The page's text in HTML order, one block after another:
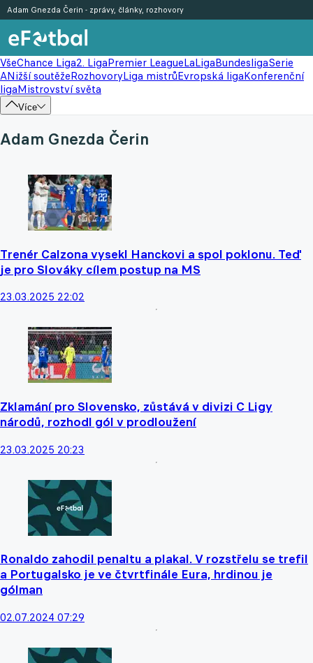
VšeChance Liga2. LigaPremier LeagueLaLigaBundesligaSerie
ANižší soutěžeRozhovoryLiga mistrůEvropská ligaKonferenční
ligaMistrovství světa
Více
Adam Gnezda Čerin - zprávy, články, rozhovory
Adam Gnezda Čerin
Trenér Calzona vysekl Hanckovi a spol poklonu. Teď
je pro Slováky cílem postup na MS
23.03.2025 22:02
Zklamání pro Slovensko, zůstává v divizi C Ligy
národů, rozhodl gól v prodloužení
23.03.2025 20:23
Ronaldo zahodil penaltu a plakal. V rozstřelu se trefil
a Portugalsko je ve čtvrtfinále Eura, hrdinou je
gólman
02.07.2024 07:29